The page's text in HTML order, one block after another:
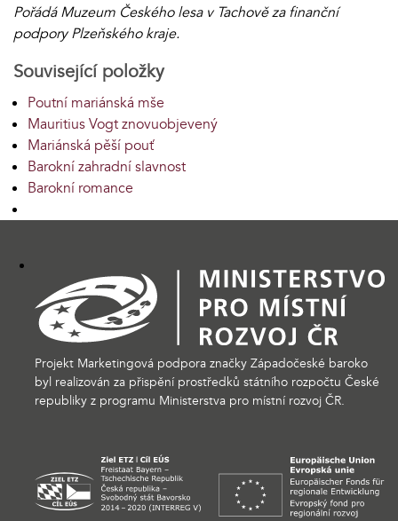
Pořádá Muzeum Českého lesa v Tachově za finanční
podpory Plzeňského kraje.
Související položky
Poutní mariánská mše
Mauritius Vogt znovuobjevený
Mariánská pěší pouť
Barokní zahradní slavnost
Barokní romance
Projekt Marketingová podpora značky Západočeské baroko
byl realizován za přispění prostředků státního rozpočtu České
republiky z programu Ministerstva pro místní rozvoj ČR.